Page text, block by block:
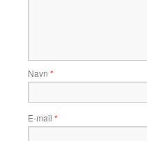
Navn *
E-mail *